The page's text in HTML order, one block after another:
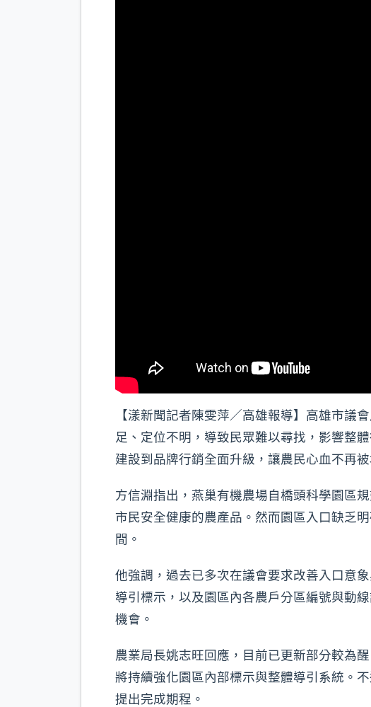
【漾新聞記者陳雯萍／高雄報導】高雄市議
足、定位不明，導致民眾難以尋找，影響整
建設到品牌行銷全面升級，讓農民心血不再被
方信淵指出，燕巢有機農場自橋頭科學園區
市民安全健康的農產品。然而園區入口缺乏
間。
他強調，過去已多次在議會要求改善入口意
導引標示，以及園區內各農戶分區編號與動
機會。
農業局長姚志旺回應，目前已更新部分較為
將持續強化園區內部標示與整體導引系統。
提出完成期程。